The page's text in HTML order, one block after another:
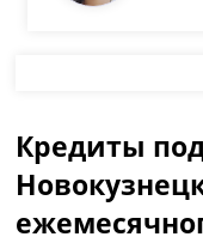
Кредиты